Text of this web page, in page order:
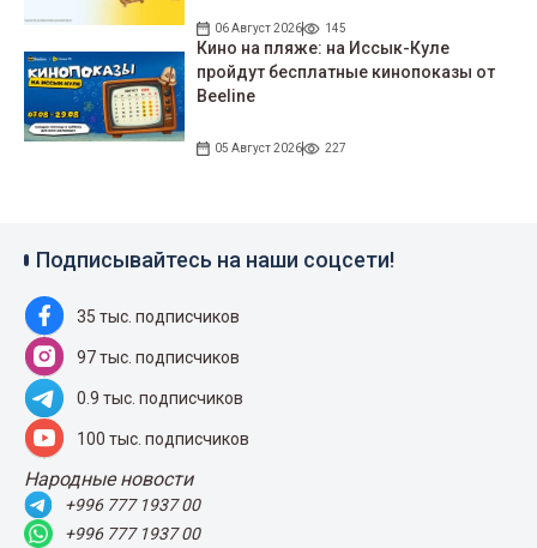
06 Август 2026 145
Кино на пляже: на Иссык-Куле
пройдут беcплатные кинопоказы от
Beeline
05 Август 2026 227
Подписывайтесь на наши соцсети!
35 тыс. подписчиков
97 тыс. подписчиков
0.9 тыс. подписчиков
100 тыс. подписчиков
Народные новости
+996 777 1937 00
+996 777 1937 00